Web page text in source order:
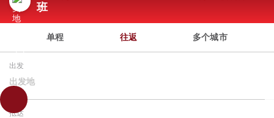
班
单程 往返 多个城市
出发
出发地
抵达